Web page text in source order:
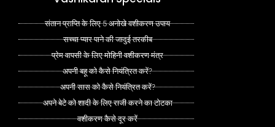
संतान प्राप्ति के लिए 5 अनोखे वशीकरण उपाय
सच्चा प्यार पाने की जादुई तरकीब
प्रेम वापसी के लिए मोहिनी वशीकरण मंत्र
अपनी बहू को कैसे नियंत्रित करें?
अपनी सास को कैसे नियंत्रित करें?
अपने बेटे को शादी के लिए राजी करने का टोटका
वशीकरण कैसे दूर करें